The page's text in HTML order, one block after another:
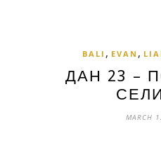
BALI , EVAN ,
ДАН 23 –
MARCH